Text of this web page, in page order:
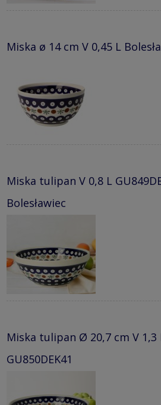
Miska ø 14 cm V 0,45 L
Miska tulipan V 0,8 L
Bolesławiec
Miska tulipan Ø 20,7 cm V 1,3
GU850DEK41